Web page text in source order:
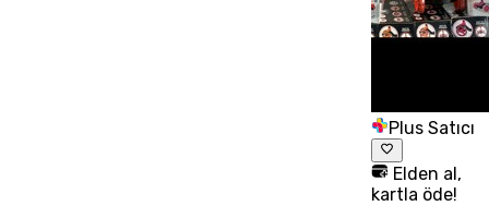
Plus Satıcı
Elden al,
kartla öde!